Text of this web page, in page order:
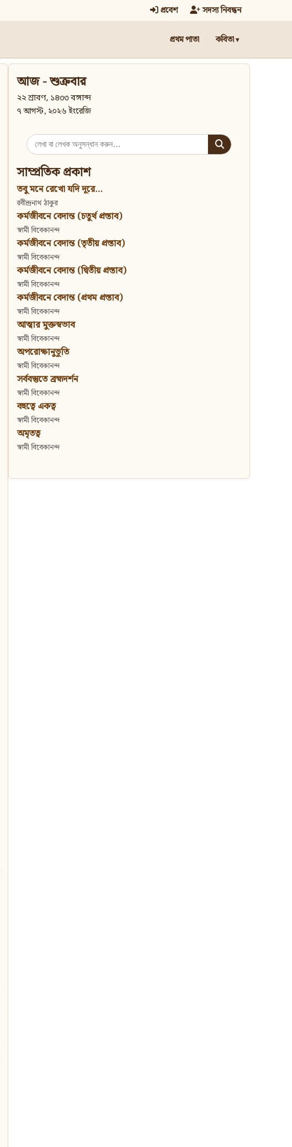
প্রবেশ সদস্য নিবন্ধন
প্রথম পাতা কবিতা
আজ - শুক্রবার
২২ শ্রাবণ, ১৪৩৩ বঙ্গাব্দ
৭ আগস্ট, ২০২৬ ইংরেজি
Search
for:
সাম্প্রতিক প্রকাশ
তবু মনে রেখো যদি দূরে...
রবীন্দ্রনাথ ঠাকুর
কর্মজীবনে বেদান্ত (চতুর্থ প্রস্তাব)
স্বামী বিবেকানন্দ
কর্মজীবনে বেদান্ত (তৃতীয় প্রস্তাব)
স্বামী বিবেকানন্দ
কর্মজীবনে বেদান্ত (দ্বিতীয় প্রস্তাব)
স্বামী বিবেকানন্দ
কর্মজীবনে বেদান্ত (প্রথম প্রস্তাব)
স্বামী বিবেকানন্দ
আত্মার মুক্তস্বভাব
স্বামী বিবেকানন্দ
অপরোক্ষানুভূতি
স্বামী বিবেকানন্দ
সর্ববস্তুতে ব্রহ্মদর্শন
স্বামী বিবেকানন্দ
বহুত্বে একত্ব
স্বামী বিবেকানন্দ
অমৃতত্ব
স্বামী বিবেকানন্দ